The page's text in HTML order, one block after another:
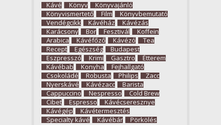
Kávé Könyv
Könyvajánló
Könyvismertető
Film
Könyvbemutató
Vendégcikk
Kávéház
Kávézás
Karácsony
Bor Fesztivál
Koffein
Arabica
Kávéfőző Kávézó
Tea
Recept
Egészség
Budapest
Eszpresszó
Krimi Gasztro
Étterem
Kávébab
Konyha
Fejhallgató
Csokoládé
Robusta Philips
Zacc
Nyerskávé
Kávézacc
Barista
Cappuccino
Nespresso
Cold Brew
Cibet
Espresso
Kávécseresznye
Kávégép
Kávétermesztés
Specialty kávé
Kávébár Pörkölés